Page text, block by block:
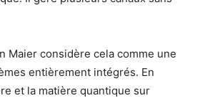
Maier considère cela comme une
entièrement intégrés. En
et la matière quantique sur